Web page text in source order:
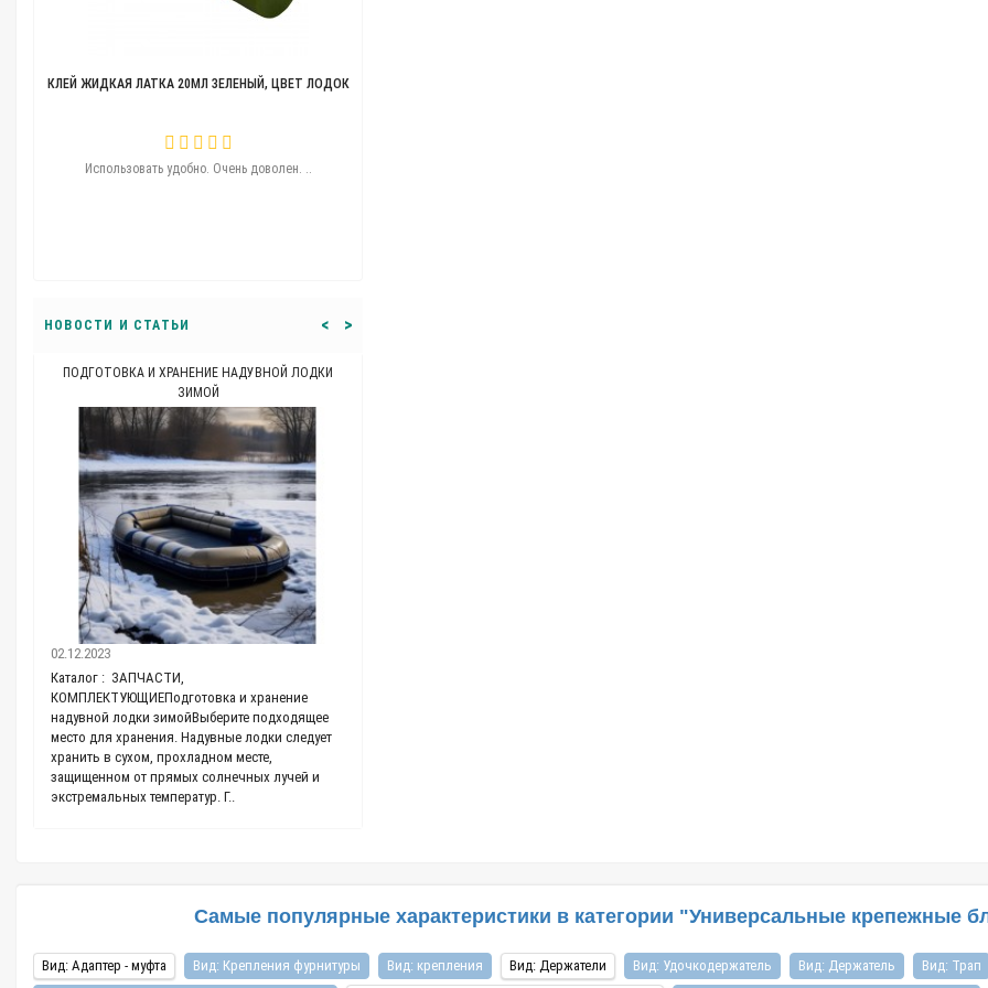
КЛЕЙ ЖИДКАЯ ЛАТКА 20МЛ ЗЕЛЕНЫЙ, ЦВЕТ ЛОДОК
Использовать удобно. Очень доволен. ..
НОВОСТИ И СТАТЬИ
ПОДГОТОВКА И ХРАНЕНИЕ НАДУВНОЙ ЛОДКИ
ЗИМОЙ
02.12.2023
Каталог : ЗАПЧАСТИ,
КОМПЛЕКТУЮЩИЕПодготовка и хранение
надувной лодки зимойВыберите подходящее
место для хранения. Надувные лодки следует
хранить в сухом, прохладном месте,
защищенном от прямых солнечных лучей и
экстремальных температур. Г..
< >
Самые популярные характеристики в категории "Универсальные крепежные
Вид: Адаптер - муфта Вид: Крепления фурнитуры Вид: крепления Вид: Держатели Вид: Удочкодержатель Вид: Держатель Вид: Трап